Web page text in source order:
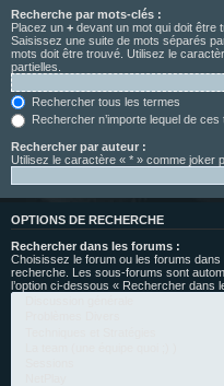
Recherche par mots-clés :
Placez un + devant un mot qui doit être
Saisissez une suite de mots séparés
mots doit être trouvé. Utilisez le
partielles.
Rechercher tous les termes
Rechercher n’importe lequel de ces
Rechercher par auteur :
Utilisez le caractère « * » comme joker
OPTIONS DE RECHERCHE
Rechercher dans les forums :
Choisissez le forum ou les forums
recherche. Les sous-forums sont
l’option ci-dessous « Rechercher dans